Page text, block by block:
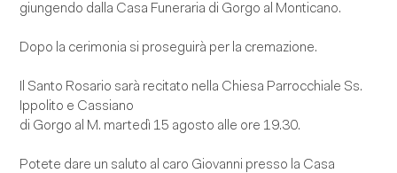
giungendo dalla Casa Funeraria di Gorgo al Monticano.
Dopo la cerimonia si proseguirà per la cremazione.
Il Santo Rosario sarà recitato nella Chiesa Parrocchiale Ss.
Ippolito e Cassiano
di Gorgo al M. martedì 15 agosto alle ore 19.30.
Potete dare un saluto al caro Giovanni presso la Casa